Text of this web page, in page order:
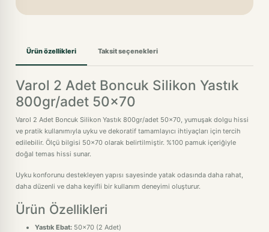
Ürün özellikleri Taksit seçenekleri
Varol 2 Adet Boncuk Silikon Yastık
800gr/adet 50x70
Varol 2 Adet Boncuk Silikon Yastık 800gr/adet 50x70, yumuşak dolgu hissi
ve pratik kullanımıyla uyku ve dekoratif tamamlayıcı ihtiyaçları için tercih
edilebilir. Ölçü bilgisi 50x70 olarak belirtilmiştir. %100 pamuk içeriğiyle
doğal temas hissi sunar.
Uyku konforunu destekleyen yapısı sayesinde yatak odasında daha rahat,
daha düzenli ve daha keyifli bir kullanım deneyimi oluşturur.
Ürün Özellikleri
Yastık Ebat: 50x70 (2 Adet)